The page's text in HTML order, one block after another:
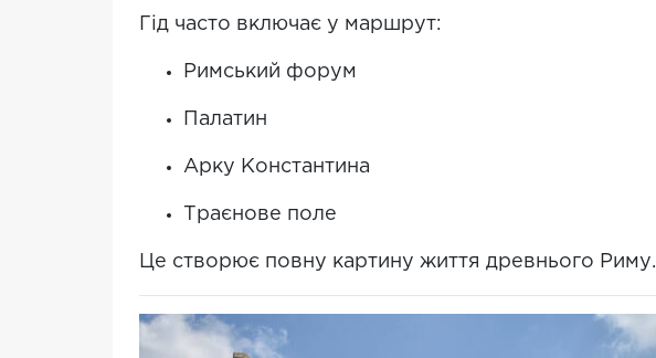
Гід часто включає у маршрут:
Римський форум
Палатин
Арку Константина
Траєнове поле
Це створює повну картину життя древнього Риму.